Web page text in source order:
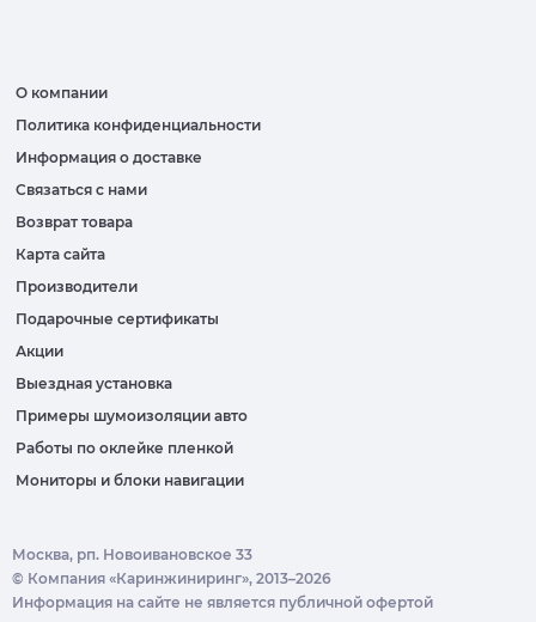
О компании
Политика конфиденциальности
Информация о доставке
Связаться с нами
Возврат товара
Карта сайта
Производители
Подарочные сертификаты
Акции
Выездная установка
Примеры шумоизоляции авто
Работы по оклейке пленкой
Мониторы и блоки навигации
© Компания «Каринжиниринг», 2013–2026
Москва, рп. Новоивановское 33
Информация на сайте не является публичной офертой